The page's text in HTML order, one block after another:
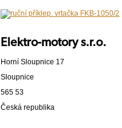
Elektro-motory s.r.o.
Horní Sloupnice 17
Sloupnice
565 53
Česká republika